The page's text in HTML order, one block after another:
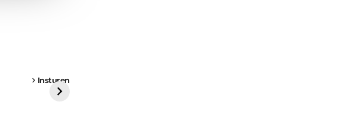
Insturen